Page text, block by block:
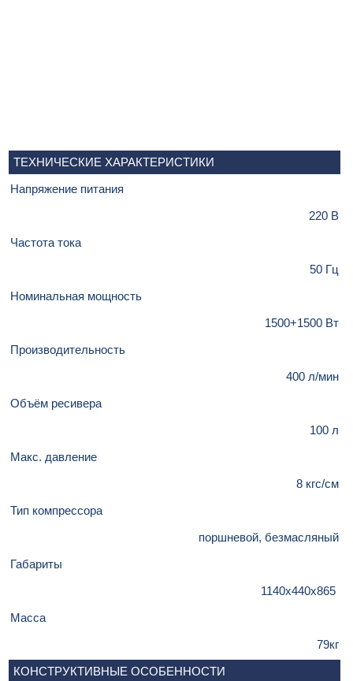
ТЕХНИЧЕСКИЕ ХАРАКТЕРИСТИКИ
Напряжение питания
220 В
Частота тока
50 Гц
Номинальная мощность
1500+1500 Вт
Производительность
400 л/мин
Объём ресивера
100 л
Макс. давление
8 кгс/см
Тип компрессора
поршневой, безмасляный
Габариты
1140х440х865
Масса
79кг
КОНСТРУКТИВНЫЕ ОСОБЕННОСТИ